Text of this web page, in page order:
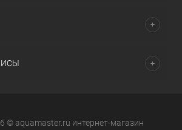
© aquamaster.ru интернет-магазин